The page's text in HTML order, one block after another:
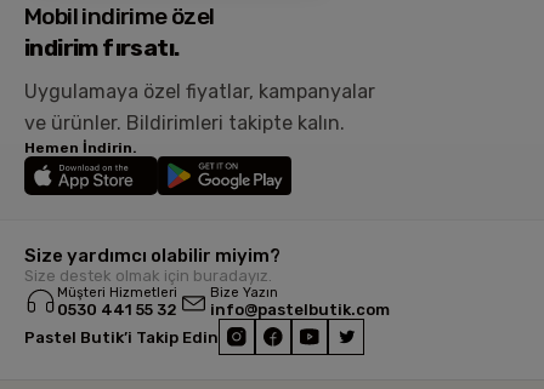
Mobil indirime özel
indirim fırsatı.
Uygulamaya özel fiyatlar, kampanyalar
ve ürünler. Bildirimleri takipte kalın.
Hemen İndirin.
Size yardımcı olabilir miyim?
Size destek olmak için buradayız.
Müşteri Hizmetleri
0530 441 55 32
Bize Yazın
info@pastelbutik.com
Pastel Butik’i Takip Edin